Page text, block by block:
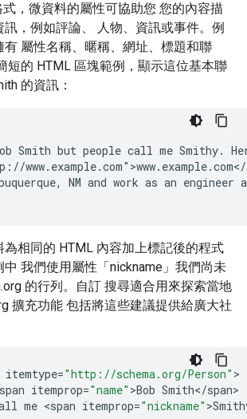
式，微資料的屬性可協助您 您的內容描
，例如評論、 人物、資訊或事件。例
屬性名稱、暱稱、網址、標題和聯
短的 HTML 區塊範例，顯示這位基本聯
的資訊：
Smith but people call me Smithy.
NM and work as an engineer
為相同的 HTML 內容加上標記後的程式
我們使用屬性「nickname」我們尚未
的行列。自訂 搜尋適合用來探索當地
擴充功能 包括將這些建議提供給廣大社
itemtype="http://schema.org/Person" >
span itemprop="name" >Bob Smith</span>
me <span itemprop="nickname" >